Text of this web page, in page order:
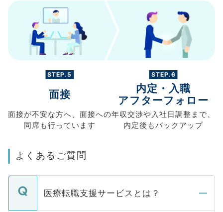
STEP.5
面接
面接が不安な方へ、 面接への
同席も行っています
STEP.6
内定・入職
アフターフォロー
年収交渉や入社日調整まで、
内定後もバックアップ
よくあるご質問
医療転職支援サービスとは？